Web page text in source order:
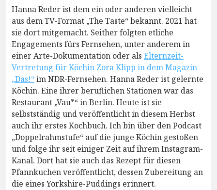
Hanna Reder ist dem ein oder anderen vielleicht
aus dem TV-Format „The Taste“ bekannt. 2021 hat
sie dort mitgemacht. Seither folgten etliche
Engagements fürs Fernsehen, unter anderem in
einer Arte-Dokumentation oder als Elternzeit-
Vertretung für Köchin Zora Klipp in dem Magazin
„Das!“im NDR-Fernsehen. Hanna Reder ist gelernte
Köchin. Eine ihrer beruflichen Stationen war das
Restaurant „Vau*“ in Berlin. Heute ist sie
selbstständig und veröffentlicht in diesem Herbst
auch ihr erstes Kochbuch. Ich bin über den Podcast
„Doppelrahmstufe“ auf die junge Köchin gestoßen
und folge ihr seit einiger Zeit auf ihrem Instagram-
Kanal. Dort hat sie auch das Rezept für diesen
Pfannkuchen veröffentlicht, dessen Zubereitung an
die eines Yorkshire-Puddings erinnert.